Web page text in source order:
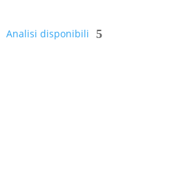
Analisi disponibili 5